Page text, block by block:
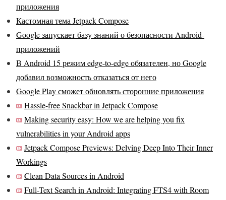
приложения
Кастомная тема Jetpack Compose
Google запускает базу знаний о безопасности Android-
приложений
В Android 15 режим edge-to-edge обязателен, но Google
добавил возможность отказаться от него
Google Play сможет обновлять сторонние приложения
Hassle-free Snackbar in Jetpack Compose
Making security easy: How we are helping you fix
vulnerabilities in your Android apps
Jetpack Compose Previews: Delving Deep Into Their Inner
Workings
Clean Data Sources in Android
Full-Text Search in Android: Integrating FTS4 with Room